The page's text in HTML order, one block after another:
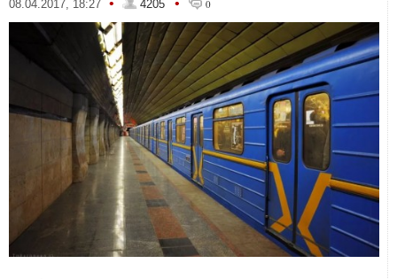
08.04.2017, 18:27 • 4205 • 0